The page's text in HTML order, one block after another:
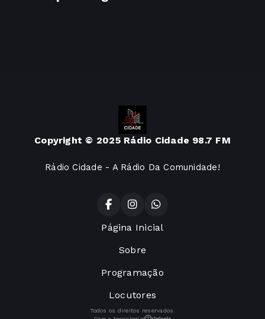
Copyright © 2025 Rádio Cidade 98.7 FM
Rádio Cidade - A Rádio Da Comunidade!
Página Inicial
Sobre
Programação
Locutores
Todos os direitos reservados.